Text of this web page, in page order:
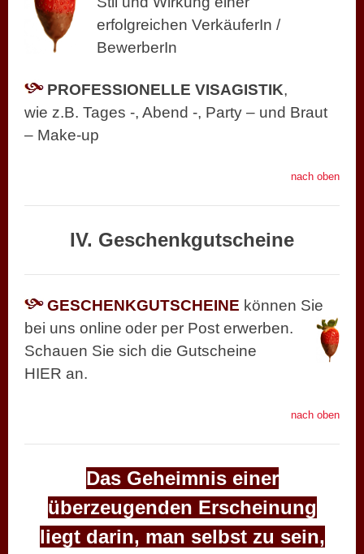
erfolgreichen VerkäuferIn /
BewerberIn
PROFESSIONELLE VISAGISTIK,
wie z.B. Tages -, Abend -, Party – und Braut
– Make-up
nach oben
IV. Geschenkgutscheine
GESCHENKGUTSCHEINE können Sie
bei uns online oder per Post erwerben.
Schauen Sie sich die Gutscheine
HIER an.
nach oben
Das Geheimnis einer
überzeugenden Erscheinung
liegt darin, man selbst zu sein,